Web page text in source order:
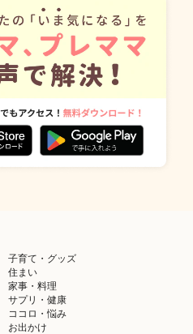
子育て・グッズ
住まい
家事・料理
サプリ・健康
ココロ・悩み
お出かけ